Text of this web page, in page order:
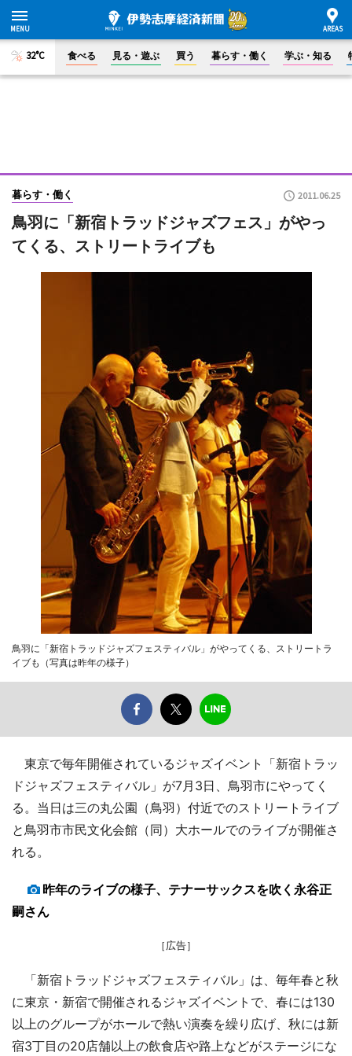
32°C 食べる 見る・遊ぶ 買う 暮らす・働く 学ぶ・知る
暮らす・働く 2011.06.25
鳥羽に「新宿トラッドジャズフェス」がやっ
てくる、ストリートライブも
鳥羽に「新宿トラッドジャズフェスティバル」がやってくる、ストリートラ
イブも（写真は昨年の様子）
東京で毎年開催されているジャズイベント「新宿トラッ
ドジャズフェスティバル」が7月3日、鳥羽市にやってく
る。当日は三の丸公園（鳥羽）付近でのストリートライブ
と鳥羽市市民文化会館（同）大ホールでのライブが開催さ
れる。
昨年のライブの様子、テナーサックスを吹く永谷正
嗣さん
［広告］
「新宿トラッドジャズフェスティバル」は、毎年春と秋
に東京・新宿で開催されるジャズイベントで、春には130
以上のグループがホールで熱い演奏を繰り広げ、秋には新
宿3丁目の20店舗以上の飲食店や路上などがステージにな